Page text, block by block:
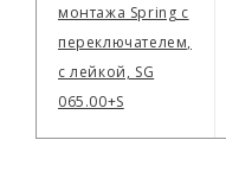
монтажа Spring с
переключателем,
с лейкой, SG
065.00+S